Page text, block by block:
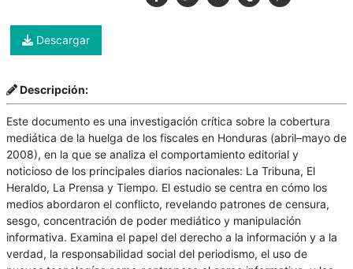
Descargar
Descripción:
Este documento es una investigación crítica sobre la cobertura
mediática de la huelga de los fiscales en Honduras (abril–mayo de
2008), en la que se analiza el comportamiento editorial y
noticioso de los principales diarios nacionales: La Tribuna, El
Heraldo, La Prensa y Tiempo. El estudio se centra en cómo los
medios abordaron el conflicto, revelando patrones de censura,
sesgo, concentración de poder mediático y manipulación
informativa. Examina el papel del derecho a la información y a la
verdad, la responsabilidad social del periodismo, el uso de